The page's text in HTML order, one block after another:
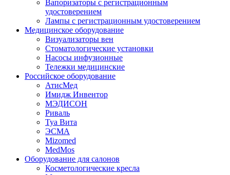
Вапоризаторы с регистрационным
удостоверением
Лампы с регистрационным удостоверением
Медицинское оборудование
Визуализаторы вен
Стоматологические установки
Насосы инфузионные
Тележки медицинские
Российское оборудование
АтисМед
Имидж Инвентор
МЭДИСОН
Риваль
Туа Вита
ЭСМА
Mizomed
MedMos
Оборудование для салонов
Косметологические кресла